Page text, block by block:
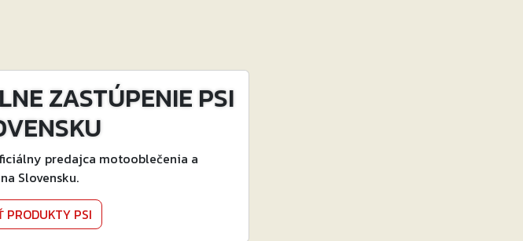
ZASTÚPENIE PSI
predajca motooblečenia a
Slovensku.
PRODUKTY PSI